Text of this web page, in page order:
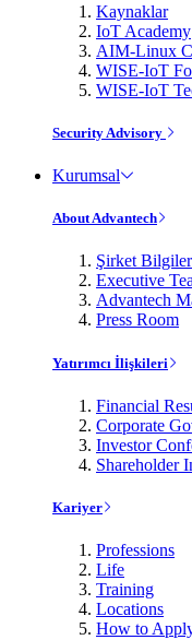
Kaynaklar
IoT Academy
AIM-Linux
WISE-IoT
WISE-IoT
Security Advisory
Kurumsal
About Advantech
Şirket
Executive
Advantech
Press Room
Yatırımcı İlişkileri
Financial
Corporate
Investor
Shareholder
Kariyer
Professions
Life
Training
Locations
How to